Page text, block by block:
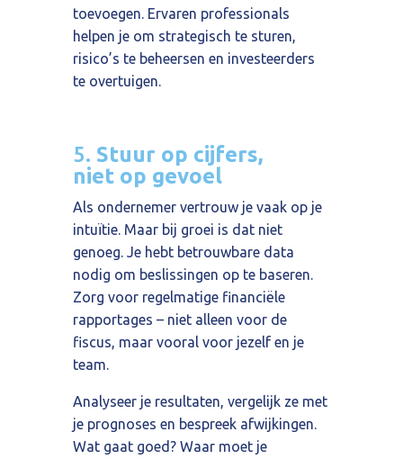
toevoegen. Ervaren professionals
helpen je om strategisch te sturen,
risico’s te beheersen en investeerders
te overtuigen.
5. Stuur op cijfers,
nietop gevoel
Als ondernemer vertrouw je vaak op je
intuïtie. Maar bij groei is dat niet
genoeg. Je hebt betrouwbare data
nodig om beslissingen op te baseren.
Zorg voor regelmatige financiële
rapportages – niet alleen voor de
fiscus, maar vooral voor jezelf en je
team.
Analyseer je resultaten, vergelijk ze met
je prognoses en bespreek afwijkingen.
Wat gaat goed? Waar moet je